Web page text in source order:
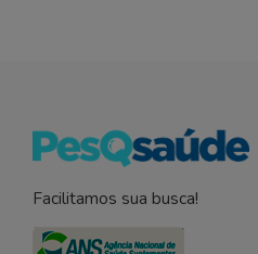
Facilitamos sua busca!